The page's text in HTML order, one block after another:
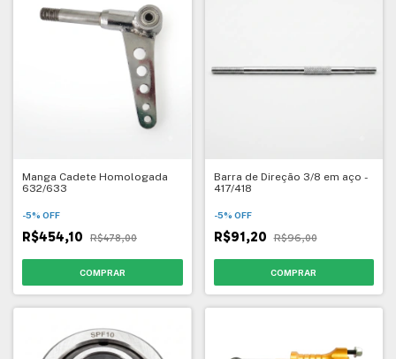
Manga Cadete Homologada
632/633
-5% OFF
R$454,10 R$478,00
COMPRAR
Barra de Direção 3/8 em aço -
417/418
-5% OFF
R$91,20 R$96,00
COMPRAR